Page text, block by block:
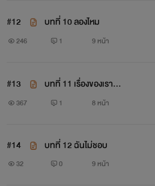
#12 บทที่ 10 ลองไหม
246 1 9 หน้า
#13 บทที่ 11 เรื่องของเรา...
367 1 8 หน้า
#14 บทที่ 12 ฉันไม่ชอบ
32 0 9 หน้า